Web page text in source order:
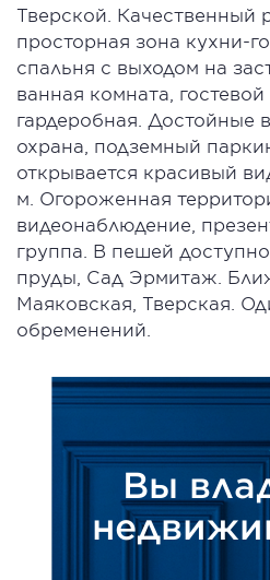
Тверской. Качественный
просторная зона кухни-
спальня с выходом на
ванная комната,
гардеробная. Достойные
охрана, подземный
открывается красивый
м. Огороженная
видеонаблюдение,
группа. В пешей
пруды, Сад Эрмитаж.
Маяковская, Тверская.
обременений.
Вы